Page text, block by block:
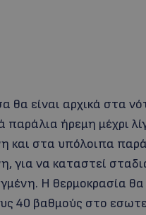
θα είναι αρχικά στα
παράλια ήρεμη μέχρι
και στα υπόλοιπα
για να καταστεί
Η θερμοκρασία θα
40 βαθμούς στο